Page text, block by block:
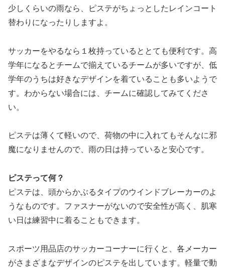
少しくらいの雨なら、ピステがちょっとしたレインコート
替わりになったりしますよ。
サッカーをやるなら１枚持っているととても便利です。高
学年になるとチームで揃えているチームが多いですが、低
学年のうちは好きなデザインを着ていることも多いようで
す。わからない場合には、チームに確認してみてくださ
い。
ピステは薄くて軽いので、荷物の中に入れてもそんなに邪
魔になりませんので、雨の日は持っていると安心です。
ピステって何？
ピステは、頭からかぶるタイプのウインドブレーカーのよ
うなものです。ファスナーがないので安全性が高く、肌寒
い日は練習中に着ることもできます。
スポーツ用品店のサッカーコーナーに行くと、各メーカー
がさまざまなデザインのピステを出しています。軽量で動